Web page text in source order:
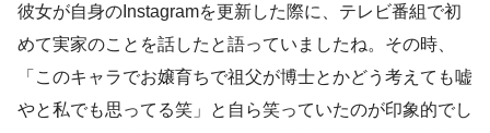
彼女が自身のInstagramを更新した際に、テレビ番組で初
めて実家のことを話したと語っていましたね。その時、
「このキャラでお嬢育ちで祖父が博士とかどう考えても嘘
やと私でも思ってる笑」と自ら笑っていたのが印象的でし